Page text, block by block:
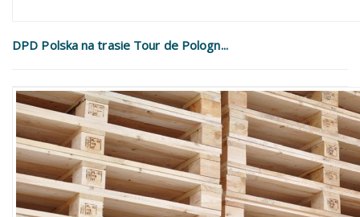
DPD Polska na trasie Tour de Pologn...